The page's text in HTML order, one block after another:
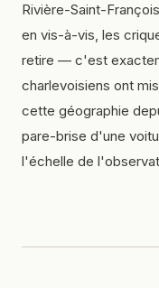
Rivière-Saint-
en vis-à-vis, les
retire — c'est
charlevoisiens ont
cette géographie
pare-brise d'une
l'échelle de